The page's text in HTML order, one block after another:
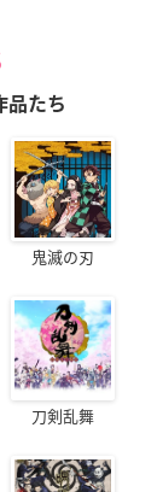
品たち
鬼滅の刃
刀剣乱舞